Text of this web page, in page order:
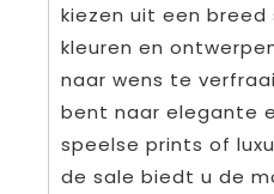
kiezen uit een
kleuren en
naar wens te
bent naar elegante
speelse prints of
de sale biedt u de